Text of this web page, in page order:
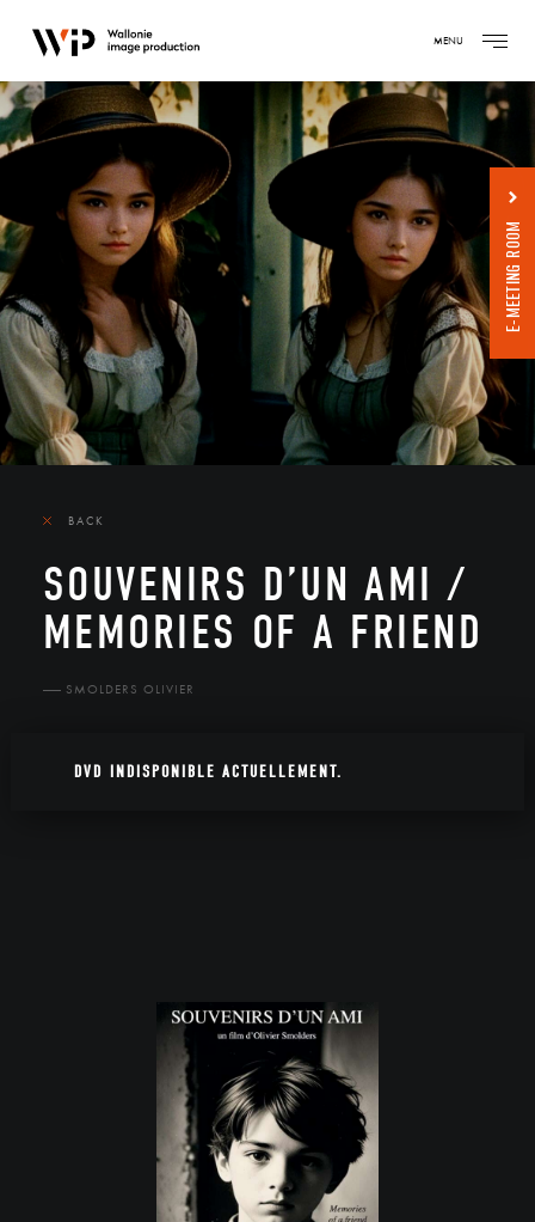
MENU
BACK
SOUVENIRS D’UN AMI /
MEMORIES OF A FRIEND
SMOLDERS OLIVIER
DVD INDISPONIBLE ACTUELLEMENT.
E-MEETING ROOM